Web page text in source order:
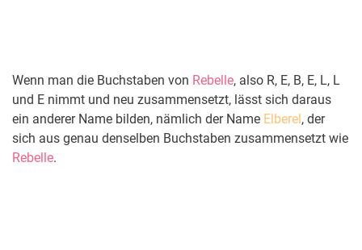
Wenn man die Buchstaben von Rebelle, also R, E, B, E, L, L
und E nimmt und neu zusammensetzt, lässt sich daraus
ein anderer Name bilden, nämlich der Name Elberel , der
sich aus genau denselben Buchstaben zusammensetzt wie
Rebelle.